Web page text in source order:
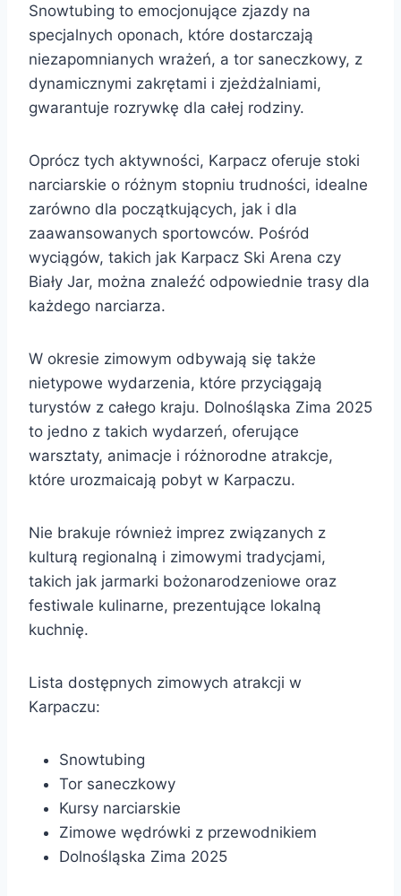
Snowtubing to emocjonujące zjazdy na
specjalnych oponach, które dostarczają
niezapomnianych wrażeń, a tor saneczkowy, z
dynamicznymi zakrętami i zjeżdżalniami,
gwarantuje rozrywkę dla całej rodziny.
Oprócz tych aktywności, Karpacz oferuje stoki
narciarskie o różnym stopniu trudności, idealne
zarówno dla początkujących, jak i dla
zaawansowanych sportowców. Pośród
wyciągów, takich jak Karpacz Ski Arena czy
Biały Jar, można znaleźć odpowiednie trasy dla
każdego narciarza.
W okresie zimowym odbywają się także
nietypowe wydarzenia, które przyciągają
turystów z całego kraju. Dolnośląska Zima 2025
to jedno z takich wydarzeń, oferujące
warsztaty, animacje i różnorodne atrakcje,
które urozmaicają pobyt w Karpaczu.
Nie brakuje również imprez związanych z
kulturą regionalną i zimowymi tradycjami,
takich jak jarmarki bożonarodzeniowe oraz
festiwale kulinarne, prezentujące lokalną
kuchnię.
Lista dostępnych zimowych atrakcji w
Karpaczu:
Snowtubing
Tor saneczkowy
Kursy narciarskie
Zimowe wędrówki z przewodnikiem
Dolnośląska Zima 2025